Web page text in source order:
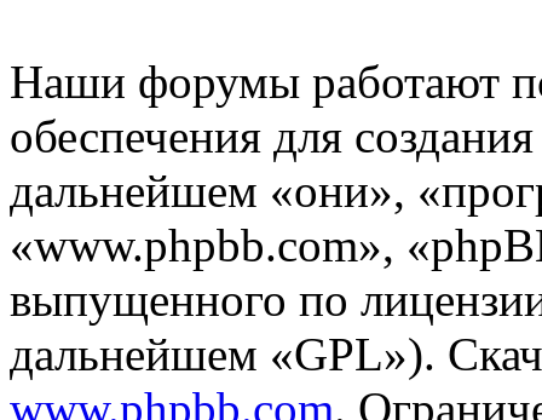
Наши форумы работают
обеспечения для
дальнейшем «они»,
«www.phpbb.com»,
выпущенного по
дальнейшем «GPL»).
www.phpbb.com.